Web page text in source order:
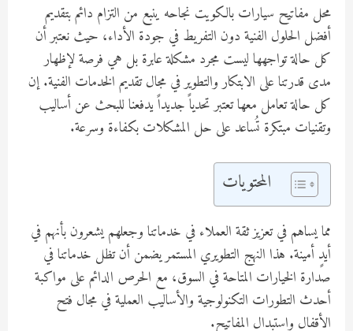
محل مفاتيح سيارات بالكويت نجاحه ينبع من التزام دائم بتقديم
أفضل الحلول الفنية دون التفريط في جودة الأداء، حيث نعتبر أن
كل حالة تواجهها ليست مجرد مشكلة عابرة بل هي فرصة لإظهار
مدى قدرتنا على الابتكار والتطوير في مجال تقديم الخدمات الفنية. إن
كل حالة تعامل معها تعتبر تحدياً جديداً يدفعنا للبحث عن أساليب
وتقنيات مبتكرة تُساعد على حل المشكلات بكفاءة وسرعة.
المحتويات
مما يساهم في تعزيز ثقة العملاء في خدماتنا وجعلهم يشعرون بأنهم في
أيدٍ أمينة. هذا النهج التطويري المستمر يضمن أن تظل خدماتنا في
صدارة الخيارات المتاحة في السوق، مع الحرص الدائم على مواكبة
أحدث التطورات التكنولوجية والأساليب العملية في مجال فتح
الأقفال واستبدال المفاتيح.